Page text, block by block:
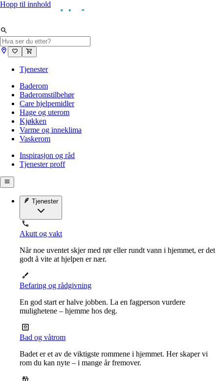
Hopp til innhold
Tjenester
Baderom
Baderomstilbehør
Care hjelpemidler
Hage og uterom
Kjøkken
Varme og inneklima
Vaskerom
Inspirasjon og råd
Tjenester proff
Tjenester
Akutt og vakt
Når noe uventet skjer med rør eller rundt vann i hjemmet, er det
godt å vite at hjelpen er nær.
Befaring og rådgivning
En god start er halve jobben. La en fagperson vurdere
mulighetene – hjemme hos deg.
Bad og våtrom
Badet er et av de viktigste rommene i hjemmet. Her skaper vi
rom du kan nyte – i mange år fremover.